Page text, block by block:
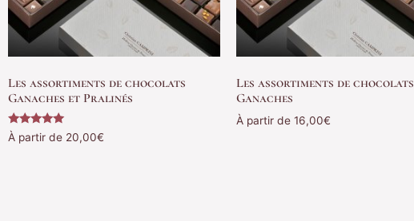
Les assortiments de chocolats
Ganaches et Pralinés
Note
5.00
À partir de 20,00€
Les assortiments de chocolats
Ganaches
À partir de 16,00€